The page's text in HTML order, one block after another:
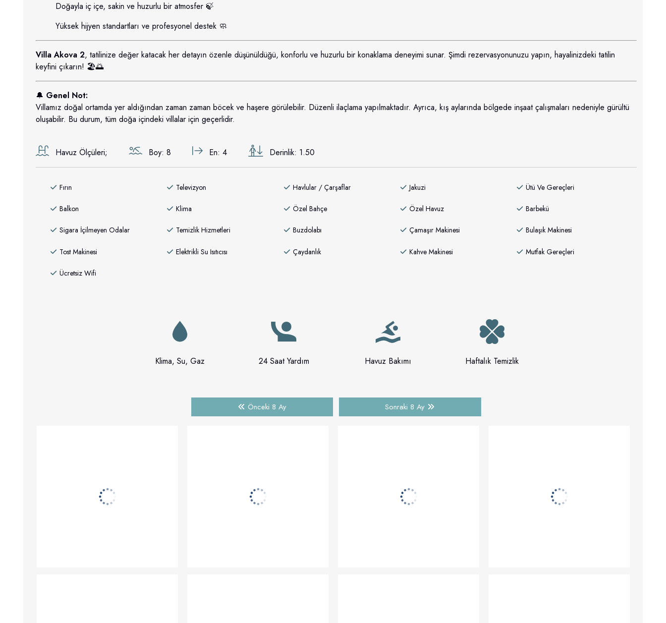
Doğayla iç içe, sakin ve huzurlu bir atmosfer 🍃
Yüksek hijyen standartları ve profesyonel destek 🧼
Villa Akova 2, tatilinize değer katacak her detayın özenle düşünüldüğü, konforlu ve huzurlu bir konaklama deneyimi sunar. Şimdi rezervasyonunuzu yapın, hayalinizdeki tatilin
keyfini çıkarın! 🏖️🌅
🔔 Genel Not:
Villamız doğal ortamda yer aldığından zaman zaman böcek ve haşere görülebilir. Düzenli ilaçlama yapılmaktadır. Ayrıca, kış aylarında bölgede inşaat çalışmaları nedeniyle gürültü
oluşabilir. Bu durum, tüm doğa içindeki villalar için geçerlidir.
Havuz Ölçüleri; Boy: 8 En: 4 Derinlik: 1.50
Fırın Televizyon Havlular / Çarşaflar Jakuzi Ütü Ve Gereçleri
Balkon Klima Özel Bahçe Özel Havuz Barbekü
Sigara İçilmeyen Odalar Temizlik Hizmetleri Buzdolabı Çamaşır Makinesi Bulaşık Makinesi
Tost Makinesi Elektrikli Su Isıtıcısı Çaydanlık Kahve Makinesi Mutfak Gereçleri
Ücretsiz Wifi
Klima, Su, Gaz 24 Saat Yardım Havuz Bakımı Haftalık Temizlik
Önceki 8 Ay Sonraki 8 Ay